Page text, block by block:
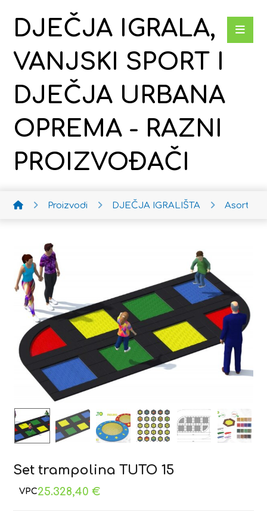
DJEČJA IGRALA,
VANJSKI SPORT I
DJEČJA URBANA
OPREMA - RAZNI
PROIZVOĐAČI
Proizvodi DJEČJA IGRALIŠTA
Set trampolina TUTO 15
25.328,40€